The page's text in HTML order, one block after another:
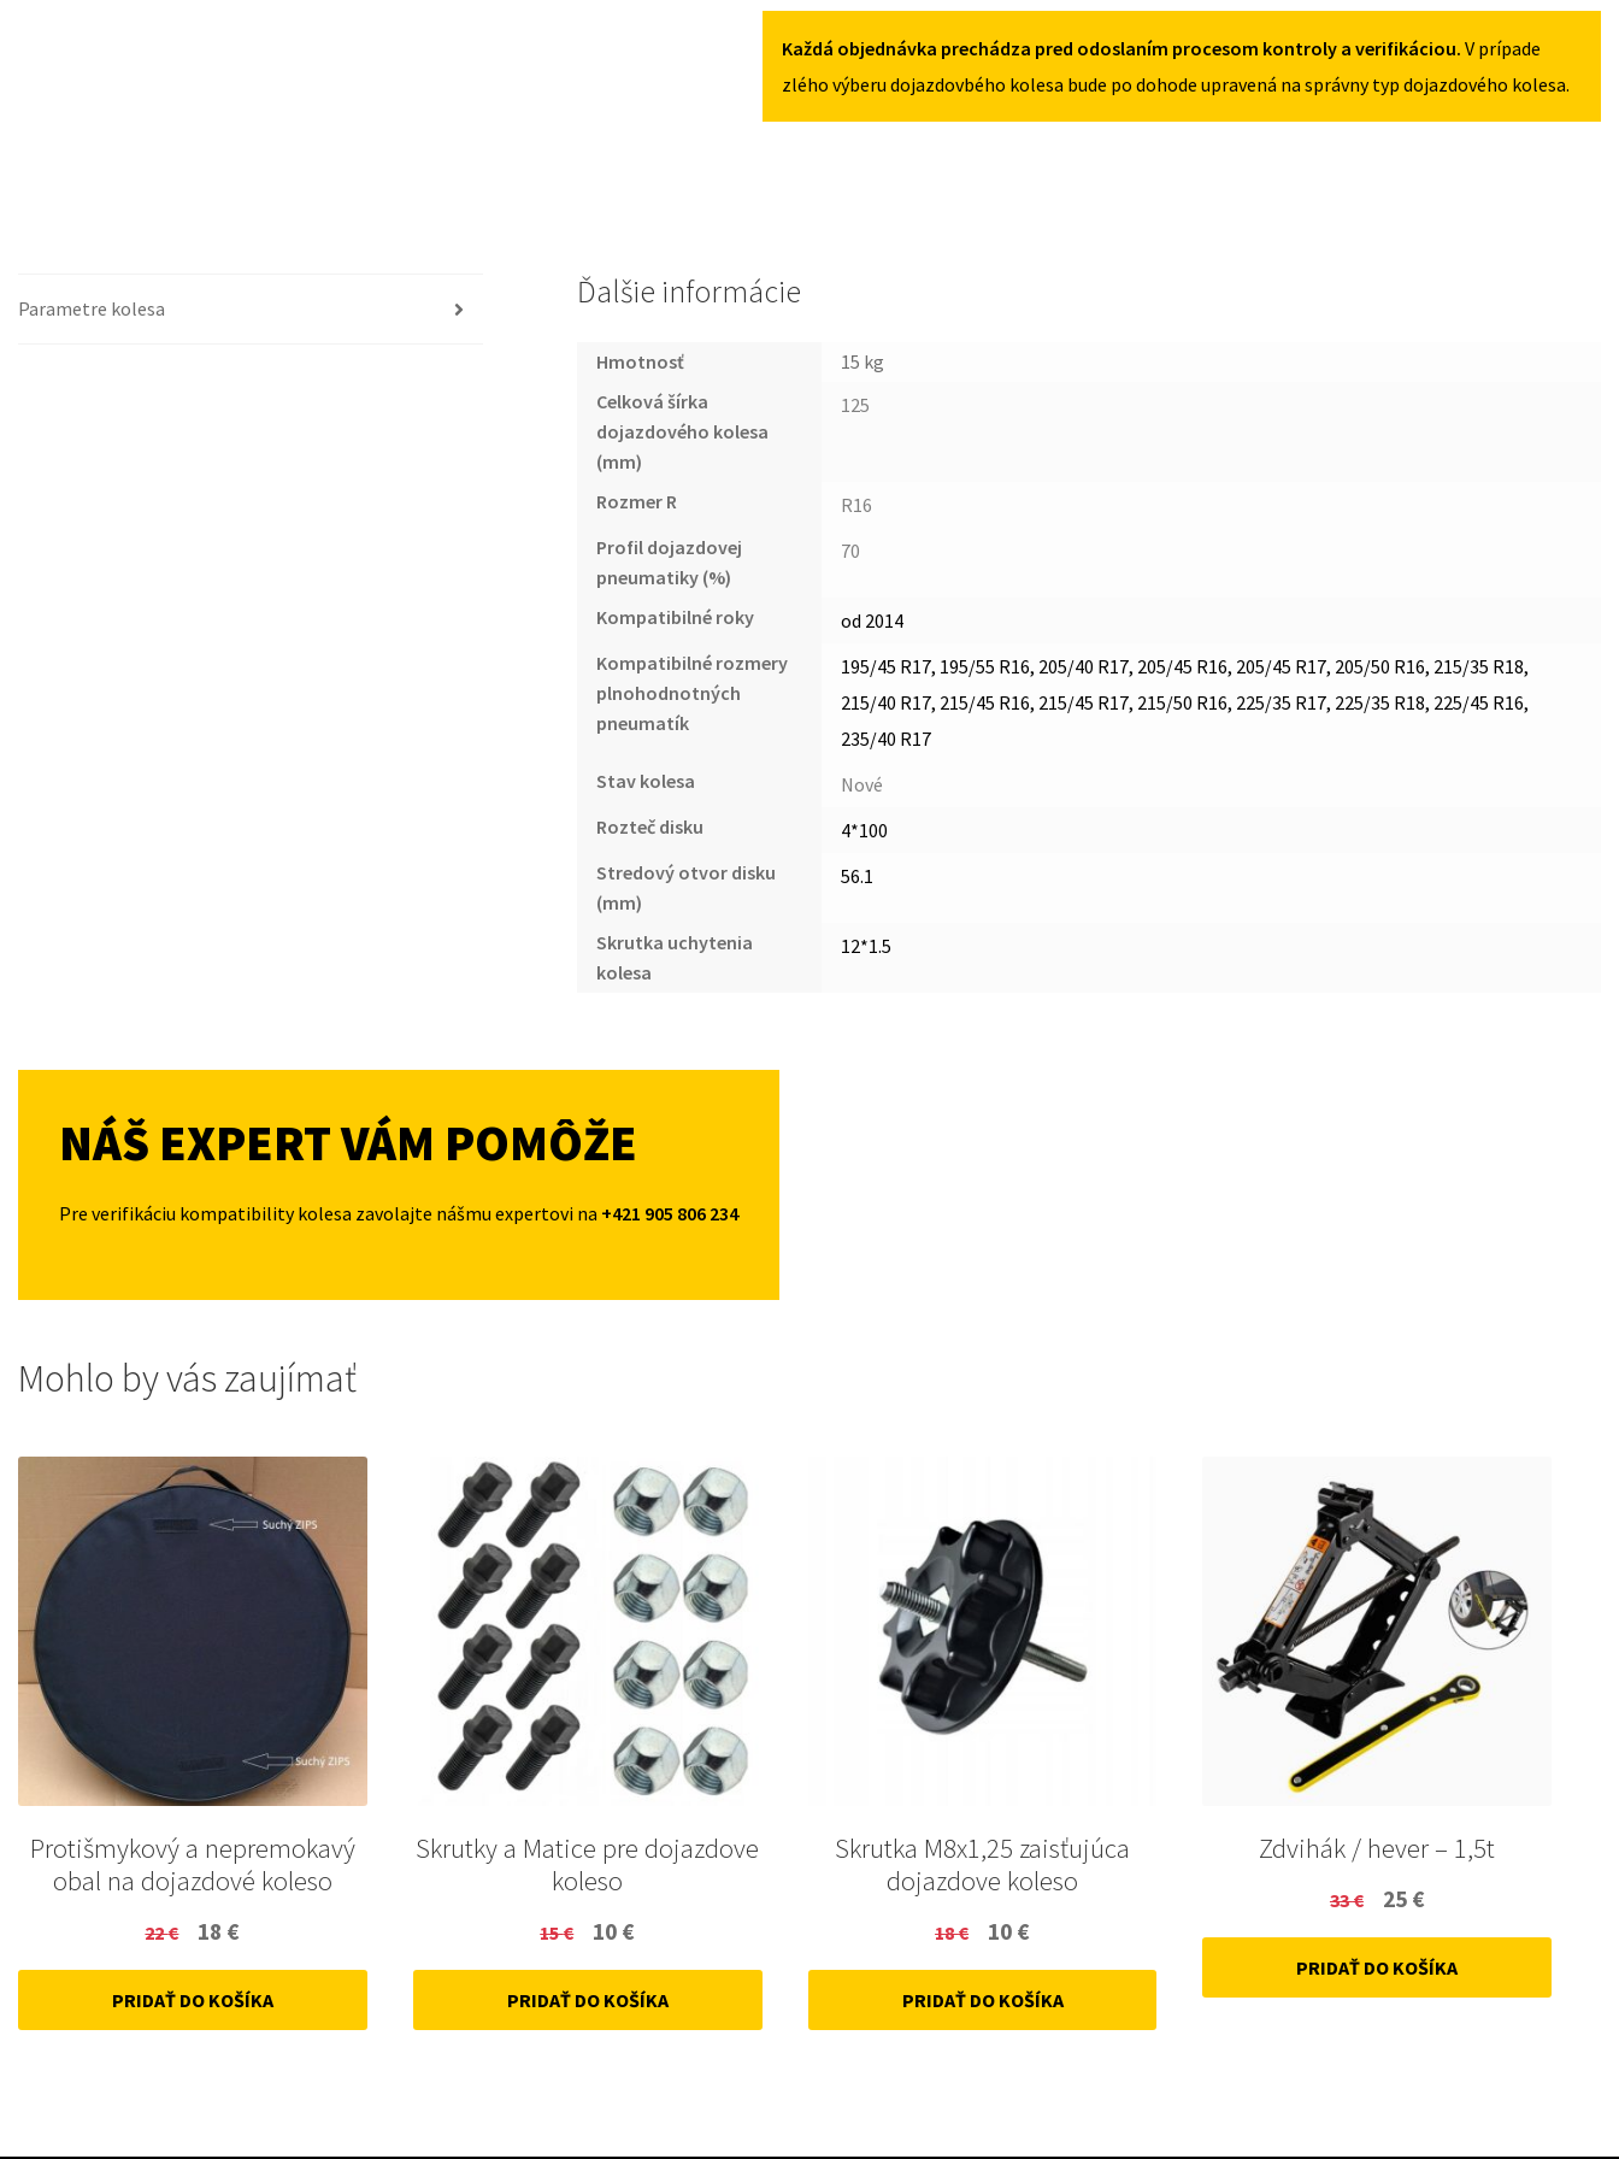
II
OD
125/70R16
5X112
Každá objednávka prechádza pred odoslaním procesom kontroly a verifikáciou. V prípade
zlého výberu dojazdovbého kolesa bude po dohode upravená na správny typ dojazdového kolesa.
Parametre kolesa Ďalšie informácie
Hmotnosť
15 kg
Celková šírka
dojazdového kolesa
(mm)
125
Rozmer R
R16
Profil dojazdovej
pneumatiky (%)
70
Kompatibilné roky
od 2014
Kompatibilné rozmery
plnohodnotných
pneumatík
195/45 R17, 195/55 R16, 205/40 R17, 205/45 R16, 205/45 R17, 205/50 R16, 215/35 R18,
215/40 R17, 215/45 R16, 215/45 R17, 215/50 R16, 225/35 R17, 225/35 R18, 225/45 R16,
235/40 R17
Stav kolesa
Nové
Rozteč disku
4*100
Stredový otvor disku
(mm)
56.1
Skrutka uchytenia
kolesa
12*1.5
NÁŠ EXPERT VÁM POMÔŽE
Pre verifikáciu kompatibility kolesa zavolajte nášmu expertovi na +421 905 806 234
Mohlo by vás zaujímať
Protišmykový a nepremokavý
obal na dojazdové koleso
22€
Original
price
was:
18 €
price
is:
PRIDAŤ DO KOŠÍKA
Skrutky a Matice pre dojazdove
koleso
15€
Original
price
was:
10 €
price
is:
PRIDAŤ DO KOŠÍKA
Skrutka M8x1,25 zaisťujúca
dojazdove koleso
18€
Original
price
was:
10 €Current
price
is:
PRIDAŤ DO KOŠÍKA
Zdvihák / hever – 1,5t
33€
Original
price
was:
25 €Current
price
is:
PRIDAŤ DO KOŠÍKA